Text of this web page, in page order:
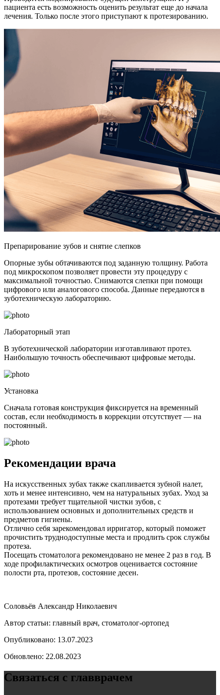
пациента есть возможность оценить результат еще до начала
лечения. Только после этого приступают к протезированию.
Препарирование зубов и снятие слепков
Опорные зубы обтачиваются под заданную толщину. Работа
под микроскопом позволяет провести эту процедуру с
максимальной точностью. Снимаются слепки при помощи
цифрового или аналогового способа. Данные передаются в
зуботехническую лабораторию.
Лабораторный этап
В зуботехнической лаборатории изготавливают протез.
Наибольшую точность обеспечивают цифровые методы.
Установка
Сначала готовая конструкция фиксируется на временный
состав, если необходимость в коррекции отсутствует — на
постоянный.
Рекомендации врача
На искусственных зубах также скапливается зубной налет,
хоть и менее интенсивно, чем на натуральных зубах. Уход за
протезами требует тщательной чистки зубов, с
использованием основных и дополнительных средств и
предметов гигиены.
Отлично себя зарекомендовал ирригатор, который поможет
прочистить труднодоступные места и продлить срок службы
протеза.
Посещать стоматолога рекомендовано не менее 2 раз в год. В
ходе профилактических осмотров оценивается состояние
полости рта, протезов, состояние десен.
Соловьёв Александр Николаевич
Автор статьи: главный врач, стоматолог-ортопед
Опубликовано: 13.07.2023
Обновлено: 22.08.2023
Связаться с главврачем